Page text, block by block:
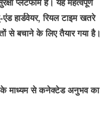
प्लेटफॉर्म है। यह महत्वपूर्ण
हार्डवेयर, रियल टाइम खतरे
से बचाने के लिए तैयार गया है।
के माध्यम से कनेक्टेड अनुभव का